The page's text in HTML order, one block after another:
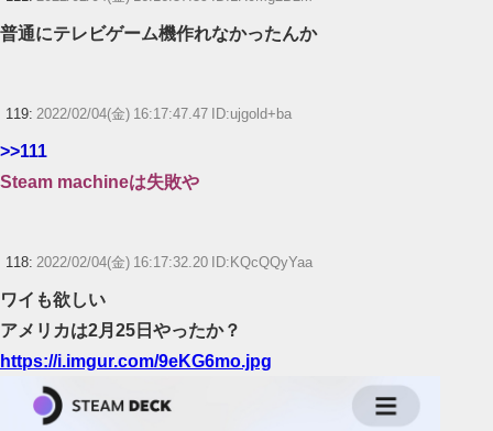
普通にテレビゲーム機作れなかったんか
119: 2022/02/04(金) 16:17:47.47 ID:ujgold+ba
>>111
Steam machineは失敗や
118: 2022/02/04(金) 16:17:32.20 ID:KQcQQyYaa
ワイも欲しい
アメリカは2月25日やったか？
https://i.imgur.com/9eKG6mo.jpg